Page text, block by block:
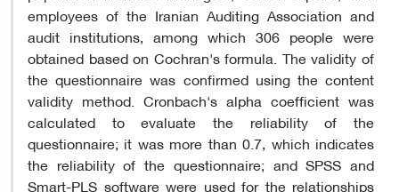
employees of the Iranian Auditing Association and
audit institutions, among which 306 people were
obtained based on Cochran's formula. The validity of
the questionnaire was confirmed using the content
validity method. Cronbach's alpha coefficient was
calculated to evaluate the reliability of the
questionnaire; it was more than 0.7, which indicates
the reliability of the questionnaire; and SPSS and
Smart-PLS software were used for the relationships